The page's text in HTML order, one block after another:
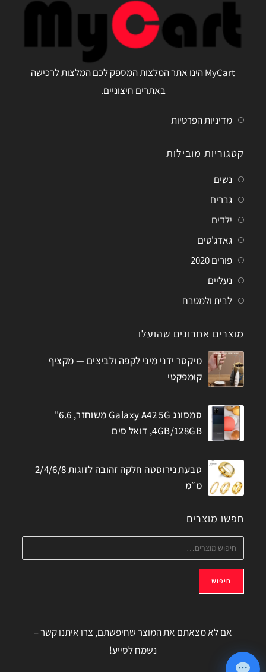
MyCart הינו אתר המלצות המספק לכם המלצות לרכישה
באתרים חיצוניים.
מדיניות הפרטיות
קטגוריות מובילות
נשים
גברים
ילדים
גאדג'טים
פורים 2020
נעליים
לבית ולמטבח
מוצרים אחרונים שהועלו
מיקסר ידני מיני לקפה ולביצים — מקציף
קומפקטי
סמסונג Galaxy A42 5G משוחזר, 6.6"
4GB/128GB, דואל סים
טבעת נירוסטה חלקה זהובה לזוגות 2/4/6/8
מ״מ
חפשו מוצרים
חיפוש
אם לא מצאתם את המוצר שחיפשתם, צרו איתנו קשר –
נשמח לסייע!